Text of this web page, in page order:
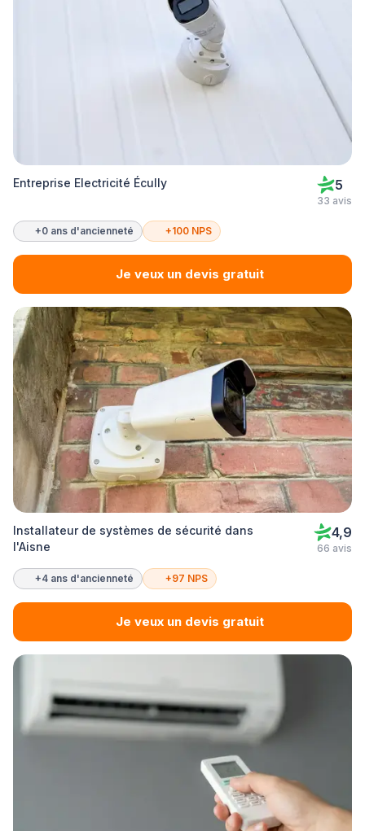
Entreprise Electricité Écully 5
33 avis
+0 ans d'ancienneté +100 NPS
Je veux un devis gratuit
Installateur de systèmes de sécurité dans
l'Aisne
4,9
66 avis
+4 ans d'ancienneté +97 NPS
Je veux un devis gratuit